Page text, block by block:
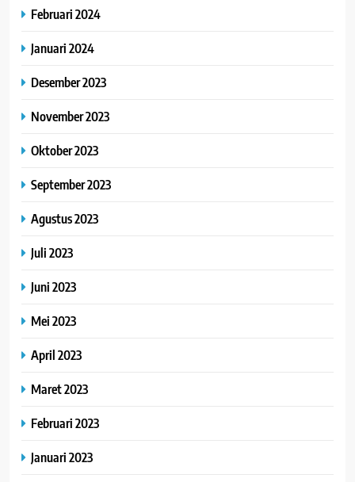
Februari 2024
Januari 2024
Desember 2023
November 2023
Oktober 2023
September 2023
Agustus 2023
Juli 2023
Juni 2023
Mei 2023
April 2023
Maret 2023
Februari 2023
Januari 2023